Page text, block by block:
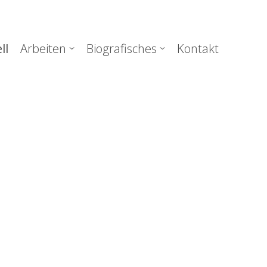
Arbeiten Biografisches Kontakt